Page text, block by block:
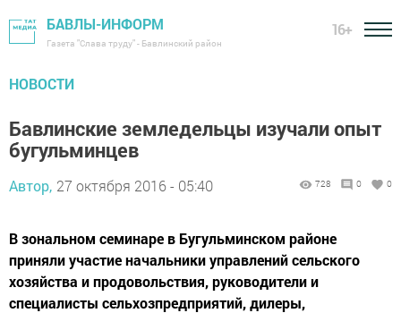
БАВЛЫ-ИНФОРМ
Газета "Слава труду" - Бавлинский район
16+
НОВОСТИ
Бавлинские земледельцы изучали опыт
бугульминцев
Автор, 27 октября 2016 - 05:40 728 0 0
В зональном семинаре в Бугульминском районе
приняли участие начальники управлений сельского
хозяйства и продовольствия, руководители и
специалисты сельхозпредприятий, дилеры,